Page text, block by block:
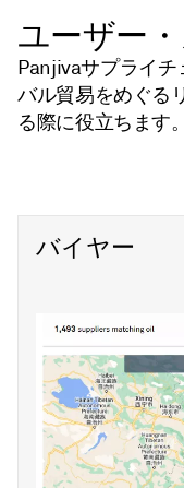
ユーザー
Panjivaサプライ
バル貿易をめぐる
る際に役立ちます。
バイヤー